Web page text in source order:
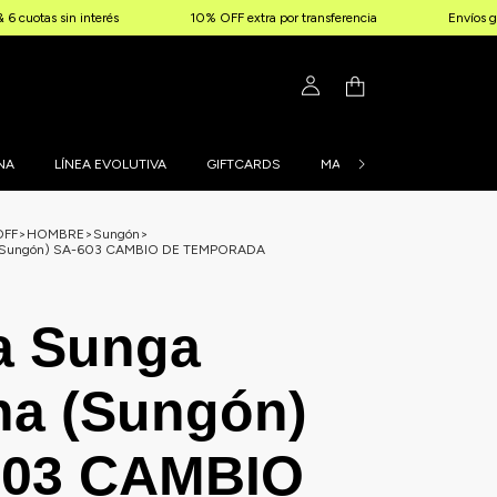
10% OFF extra por transferencia Envíos gratis a partir
LÍNEA EVOLUTIVA GIFTCARDS MALLAS PERSONALIZADAS
> HOMBRE > Sungón >
SA-603 CAMBIO DE TEMPORADA
Sunga
(Sungón)
CAMBIO